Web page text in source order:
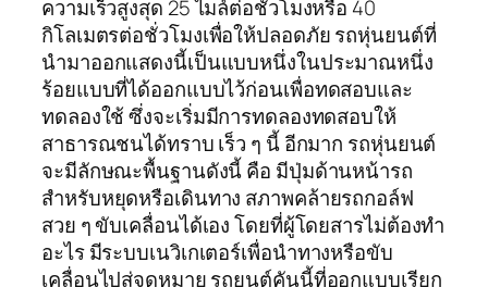
ความเร็วสูงสุด 25 ไมล์ต่อชั่วโมงหรือ 40
กิโลเมตรต่อชั่วโมงเพื่อให้ปลอดภัย รถหุ่นยนต์ที่
นำมาออกแสดงนี้เป็นแบบหนึ่งในประมาณหนึ่ง
ร้อยแบบที่ได้ออกแบบไว้ก่อนเพื่อทดสอบและ
ทดลองใช้ ซึ่งจะเริ่มมีการทดลองทดสอบให้
สาธารณชนได้ทราบ เร็ว ๆ นี้ อีกมาก รถหุ่นยนต์
จะมีลักษณะพื้นฐานดังนี้ คือ มีปุ่มด้านหน้ารถ
สำหรับหยุดหรือเดินทาง สภาพคล้ายรถกอล์ฟ
สวย ๆ ขับเคลื่อนได้เอง โดยที่ผู้โดยสารไม่ต้องทำ
อะไร มีระบบเนวิเกเตอร์เพื่อนำทางหรือขับ
เคลื่อนไปสู่จุดหมาย รถยนต์คันนี้ที่ออกแบบเรียก